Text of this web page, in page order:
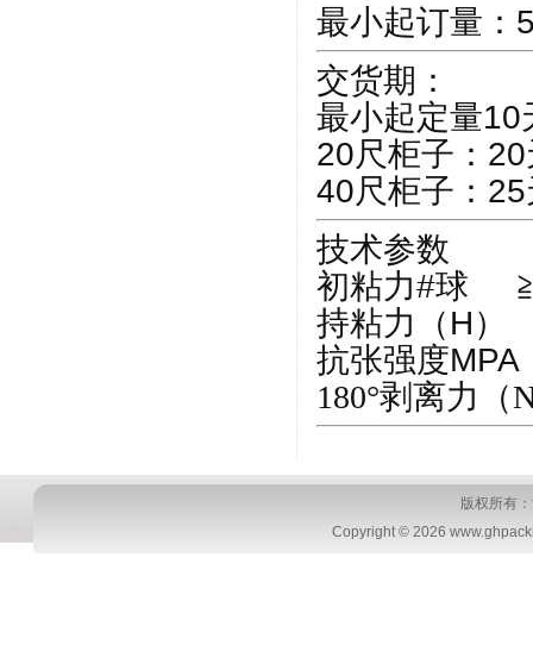
最小起订量：
交货期：
最小起定量10
20尺柜子：20
40尺柜子：25
技术参数
初粘力#球
持粘力（H）
抗张强度
180°剥离力（
版权所有
Copyright © 2026